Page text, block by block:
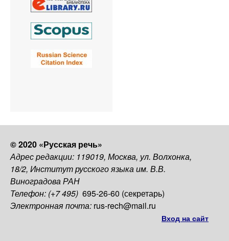
© 2020 «Русская речь»
Адрес редакции: 119019, Москва, ул. Волхонка,
18/2, Институт русского языка им. В.В.
Виноградова РАН
Телефон: (+7 495) 695-26-60 (секретарь)
Электронная почта: rus-rech@mail.ru
Вход на сайт